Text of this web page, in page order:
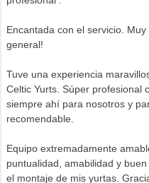
Encantada con el servicio.
general!
Tuve una experiencia
Celtic Yurts. Súper profesional
siempre ahí para nosotros y
recomendable.
Equipo extremadamente
puntualidad, amabilidad y
el montaje de mis yurtas.